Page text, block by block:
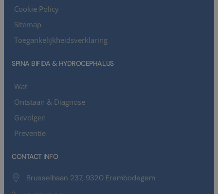
Cookie Policy
Sitemap
Toegankelijkheidsverklaring
SPINA BIFIDA & HYDROCEPHALUS
Wat
Ontstaan & Diagnose
Gevolgen
Preventie
CONTACT INFO
Brusselbaan 237, 9320 Erembodegem